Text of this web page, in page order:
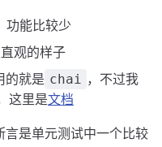
功能比较少
观的样子
的就是 chai ，不过我
这里是文档
言是单元测试中一个比较